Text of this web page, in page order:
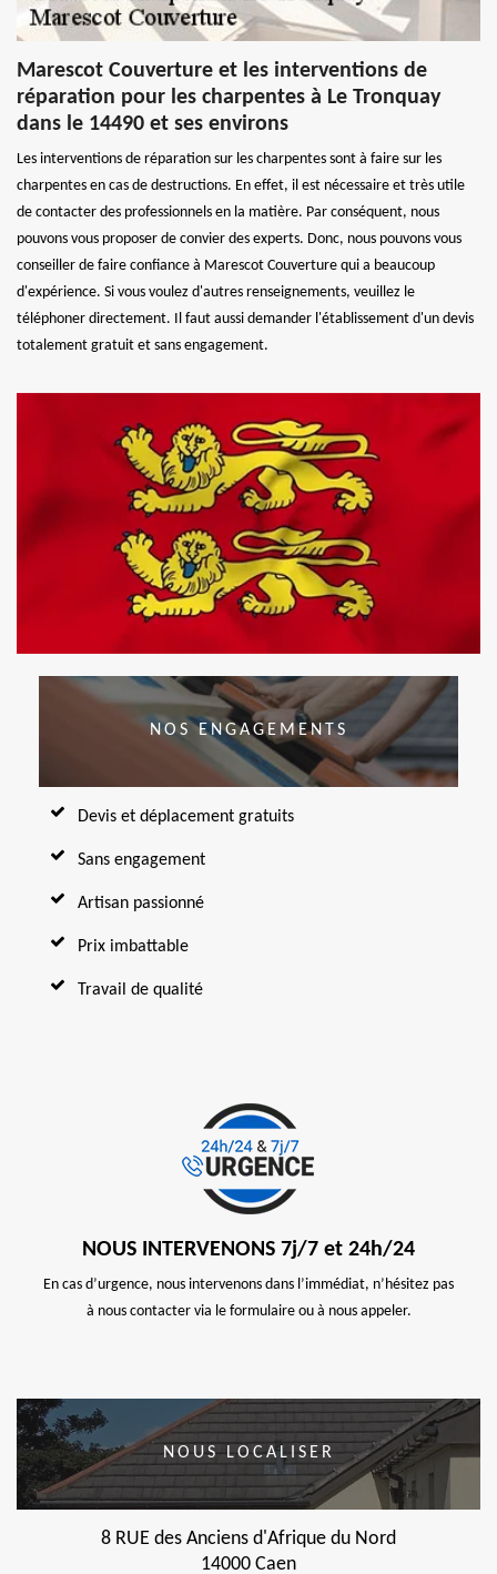
Marescot Couverture et les interventions de
réparation pour les charpentes à Le Tronquay
dans le 14490 et ses environs
Les interventions de réparation sur les charpentes sont à faire sur les
charpentes en cas de destructions. En effet, il est nécessaire et très utile
de contacter des professionnels en la matière. Par conséquent, nous
pouvons vous proposer de convier des experts. Donc, nous pouvons vous
conseiller de faire confiance à Marescot Couverture qui a beaucoup
d'expérience. Si vous voulez d'autres renseignements, veuillez le
téléphoner directement. Il faut aussi demander l'établissement d'un devis
totalement gratuit et sans engagement.
NOS ENGAGEMENTS
Devis et déplacement gratuits
Sans engagement
Artisan passionné
Prix imbattable
Travail de qualité
NOUS INTERVENONS 7j/7 et 24h/24
En cas d’urgence, nous intervenons dans l’immédiat, n’hésitez pas
à nous contacter via le formulaire ou à nous appeler.
NOUS LOCALISER
8 RUE des Anciens d'Afrique du Nord
14000 Caen